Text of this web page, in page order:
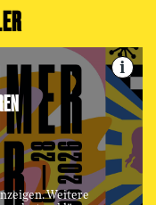
i
Weitere